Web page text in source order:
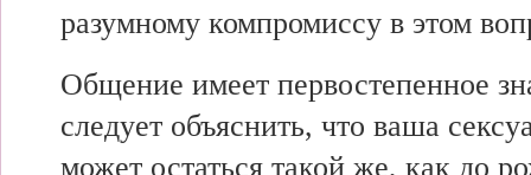
разумному компромиссу в этом
Общение имеет первостепенное
следует объяснить, что ваша
может остаться такой же, как до